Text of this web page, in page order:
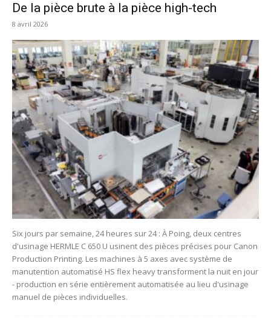
De la pièce brute à la pièce high-tech
8 avril 2026
Six jours par semaine, 24 heures sur 24 : À Poing, deux centres
d'usinage HERMLE C 650 U usinent des pièces précises pour Canon
Production Printing. Les machines à 5 axes avec système de
manutention automatisé HS flex heavy transforment la nuit en jour
- production en série entièrement automatisée au lieu d'usinage
manuel de pièces individuelles.